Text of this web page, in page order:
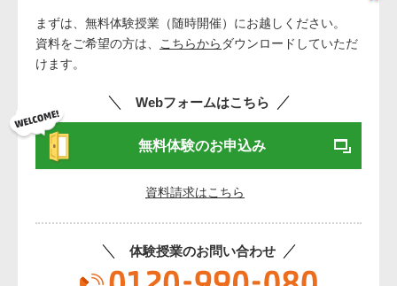
まずは、無料体験授業（随時開催）にお越しください。
資料をご希望の方は、
こちらから ダウンロードしていただ
けます。
Webフォームはこちら
無料体験のお申込み
資料請求はこちら
体験授業のお問い合わせ